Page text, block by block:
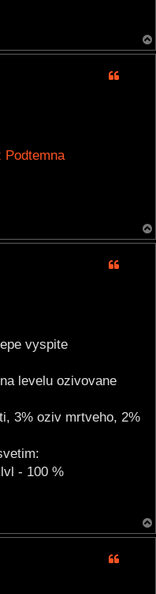
vyspite
levelu ozivovane
3% oziv mrtveho, 2%
- 100 %